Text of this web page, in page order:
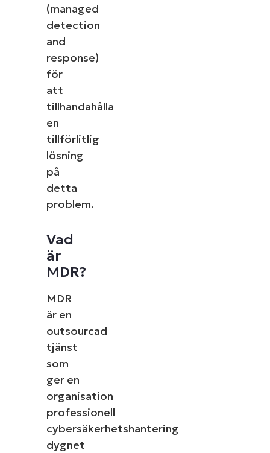
(managed
detection
and
response)
för
att
tillhandahålla
en
tillförlitlig
lösning
på
detta
problem.
Vad
är
MDR?
MDR
är en
outsourcad
tjänst
som
ger en
organisation
professionell
cybersäkerhetshantering
dygnet